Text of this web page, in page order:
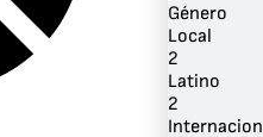
Género
Local
2
Latino
2